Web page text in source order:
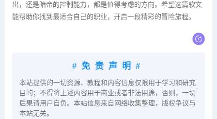
出，还是暗帝的控制能力，都是值得考虑的方向。希望这篇软文
能帮助你找到最适合自己的职业，开启一段精彩的冒险旅程。
#免责声明#
本站提供的一切资源、教程和内容信息仅限用于学习和研究
目的；不得将上述内容用于商业或者非法用途，否则，一切
后果请用户自负。本站信息来自网络收集整理，版权争议与
本站无关。